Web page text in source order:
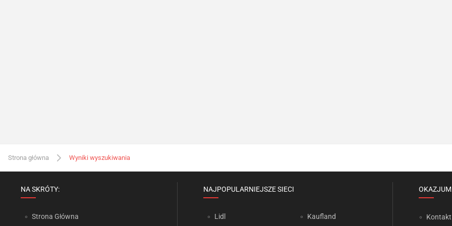
Strona główna Wyniki wyszukiwania
NA SKRÓTY:
Strona Główna
NAJPOPULARNIEJSZE SIECI
Lidl Kaufland Kontakt